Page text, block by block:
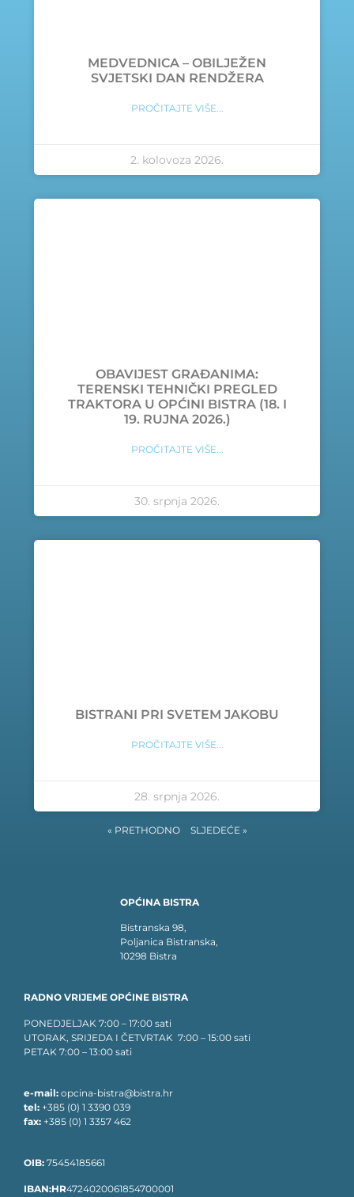
MEDVEDNICA – OBILJEŽEN
SVJETSKI DAN RENDŽERA
PROČITAJTE VIŠE...
2. kolovoza 2026.
OBAVIJEST GRAĐANIMA:
TERENSKI TEHNIČKI PREGLED
TRAKTORA U OPĆINI BISTRA (18. I
19. RUJNA 2026.)
PROČITAJTE VIŠE...
30. srpnja 2026.
BISTRANI PRI SVETEM JAKOBU
PROČITAJTE VIŠE...
28. srpnja 2026.
« PRETHODNO SLJEDEĆE »
OPĆINA BISTRA
Bistranska 98,
Poljanica Bistranska,
10298 Bistra
RADNO VRIJEME OPĆINE BISTRA
PONEDJELJAK 7:00 – 17:00 sati
UTORAK, SRIJEDA I ČETVRTAK 7:00 – 15:00 sati
PETAK 7:00 – 13:00 sati
e-mail: opcina-bistra@bistra.hr
tel: +385 (0) 1 3390 039
fax: +385 (0) 1 3357 462
OIB: 75454185661
IBAN:HR4724020061854700001